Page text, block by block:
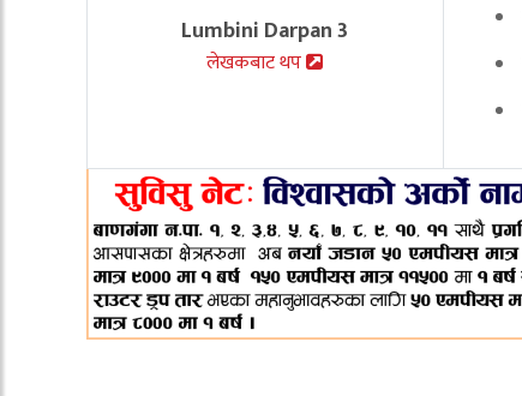
Lumbini Darpan 3
लेखकबाट थप